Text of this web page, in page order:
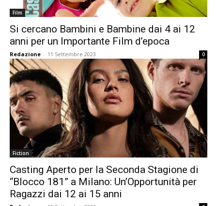
Film
Si cercano Bambini e Bambine dai 4 ai 12
anni per un Importante Film d’epoca
Redazione - 11 Settembre 2023 0
Fiction
Casting Aperto per la Seconda Stagione di
“Blocco 181” a Milano: Un’Opportunità per
Ragazzi dai 12 ai 15 anni